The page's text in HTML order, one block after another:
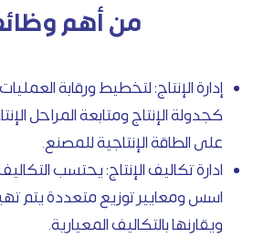
من أهم
إدارة الإنتاج: لتخطيط ورقابة العمليات
كجدولة الإنتاج ومتابعة المراحل
على الطاقة الإنتاجية للمصنع.
ادارة تكاليف الإنتاج: يحتسب
اسس ومعايير توزيع متعددة يتم
ويقارنها بالتكاليف المعيارية.